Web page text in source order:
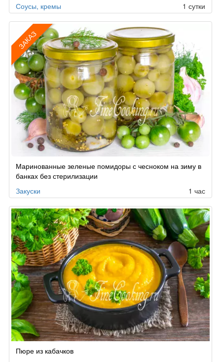
Соусы, кремы 1 сутки
ЗАКАЗ
по
заказу
Маринованные зеленые помидоры с чесноком на зиму в
банках без стерилизации
Закуски
1 час
Пюре из кабачков